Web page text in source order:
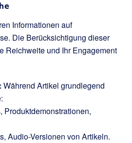
Informationen auf
Die Berücksichtigung dieser
Reichweite und Ihr Engagement
Während Artikel grundlegend
Produktdemonstrationen,
Audio-Versionen von Artikeln.